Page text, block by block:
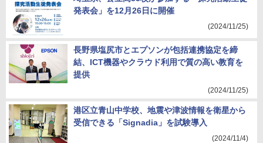
発表会」を12月26日に開催
(2024/11/25)
長野県塩尻市とエプソンが包括連携協定を締
結、ICT機器やクラウド利用で質の高い教育を
提供
(2024/11/25)
港区立青山中学校、地震や津波情報を衛星から
受信できる「Signadia」を試験導入
(2024/11/4)